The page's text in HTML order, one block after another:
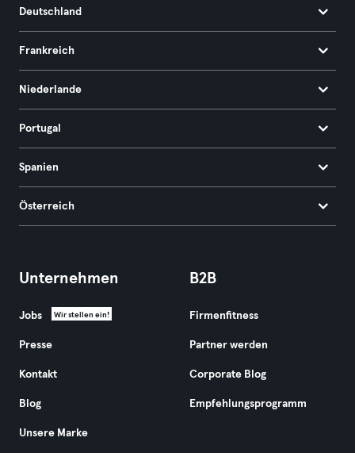
Deutschland
Frankreich
Niederlande
Portugal
Spanien
Österreich
Unternehmen
Jobs Wir stellen ein!
Presse
Kontakt
Blog
Unsere Marke
B2B
Firmenfitness
Partner werden
Corporate Blog
Empfehlungsprogramm